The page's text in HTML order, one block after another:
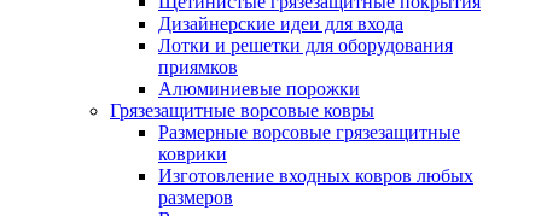
Дизайнерские идеи для входа
Лотки и решетки для оборудования
приямков
Алюминиевые порожки
Грязезащитные ворсовые ковры
Размерные ворсовые грязезащитные
коврики
Изготовление входных ковров любых
размеров